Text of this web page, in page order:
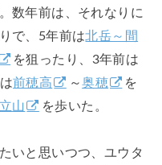
数年前は、それなりに
で、5年前は北岳～間
を狙ったり、3年前は
前穂高 ～奥穂
を
立山 を歩いた。
いと思いつつ、ユウタ